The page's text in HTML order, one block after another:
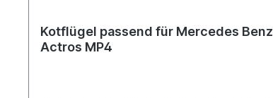
Kotflügel passend für Mercedes Benz
Actros MP4